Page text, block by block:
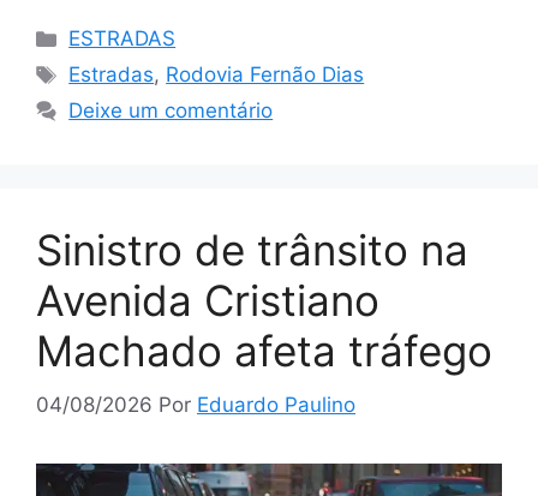
Categorias
ESTRADAS
Tags
Estradas, Rodovia Fernão Dias
Deixe um comentário
Sinistro de trânsito na
Avenida Cristiano
Machado afeta tráfego
04/08/2026 Por Eduardo Paulino